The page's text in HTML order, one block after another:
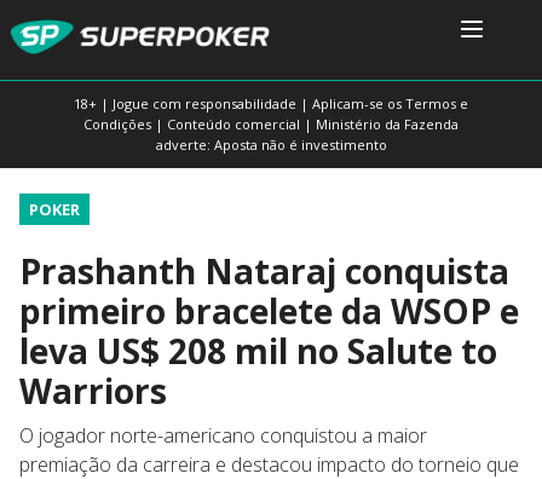
18+ | Jogue com responsabilidade | Aplicam-se os Termos e
Condições | Conteúdo comercial | Ministério da Fazenda
adverte: Aposta não é investimento
POKER
Prashanth Nataraj conquista
primeiro bracelete da WSOP e
leva US$ 208 mil no Salute to
Warriors
O jogador norte-americano conquistou a maior
premiação da carreira e destacou impacto do torneio que